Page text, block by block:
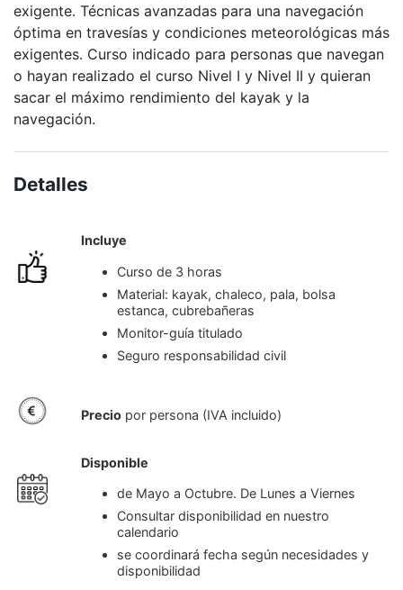
exigente. Técnicas avanzadas para una navegación
óptima en travesías y condiciones meteorológicas más
exigentes. Curso indicado para personas que navegan
o hayan realizado el curso Nivel I y Nivel II y quieran
sacar el máximo rendimiento del kayak y la
navegación.
Detalles
Incluye
Curso de 3 horas
Material: kayak, chaleco, pala, bolsa
estanca, cubrebañeras
Monitor-guía titulado
Seguro responsabilidad civil
Precio por persona (IVA incluido)
Disponible
de Mayo a Octubre. De Lunes a Viernes
Consultar disponibilidad en nuestro
calendario
se coordinará fecha según necesidades y
disponibilidad